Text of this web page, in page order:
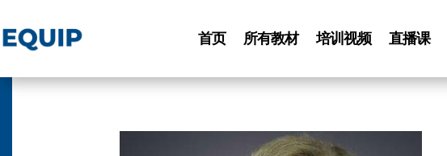
首页 所有教材 培训视频 直播课